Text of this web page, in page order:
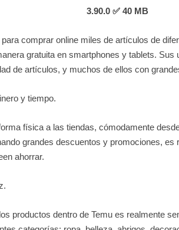
3.90.0 ✅ 40 MB
comprar online miles de artículos de
gratuita en smartphones y tablets. Sus
de artículos, y muchos de ellos con
y tiempo.
física a las tiendas, cómodamente
grandes descuentos y promociones, es
ahorrar.
productos dentro de Temu es realmente